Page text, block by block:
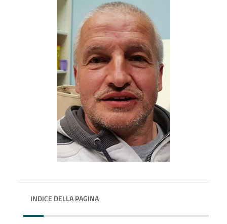
INDICE DELLA PAGINA